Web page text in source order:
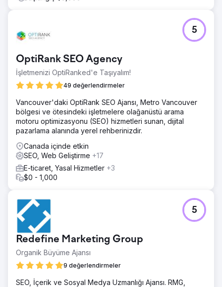
OptiRank SEO Agency
İşletmenizi OptiRanked'e Taşıyalım!
49 değerlendirmeler
5
Vancouver'daki OptiRank SEO Ajansı, Metro Vancouver
bölgesi ve ötesindeki işletmelere olağanüstü arama
motoru optimizasyonu (SEO) hizmetleri sunan, dijital
pazarlama alanında yerel rehberinizdir.
Canada içinde etkin
SEO, Web Geliştirme +17
E-ticaret, Yasal Hizmetler +3
$0 - 1,000
Redefine Marketing Group
Organik Büyüme Ajansı
9 değerlendirmeler
5
SEO, İçerik ve Sosyal Medya Uzmanlığı Ajansı. RMG,